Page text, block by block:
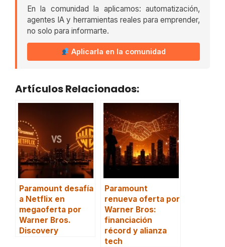
En la comunidad la aplicamos: automatización,
agentes IA y herramientas reales para emprender,
no solo para informarte.
Aplicarla en la comunidad
Artículos Relacionados:
Paramount desafía
a Netflix en
megaoferta por
Warner Bros.
Discovery
Paramount
renueva oferta por
Warner Bros:
financiación
récord y alianza
tech